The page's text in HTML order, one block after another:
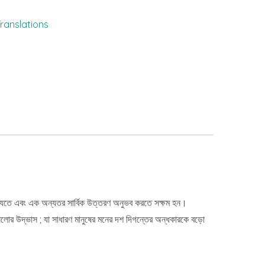
এবং এক অন্যতর সার্বিক উত্তরণ অনুভব করতে সক্ষম হন।
উদ্ভাস ; যা সাধারণ মানুষের মনের দশ দিগন্তের অন্ধকারকে বড়ো